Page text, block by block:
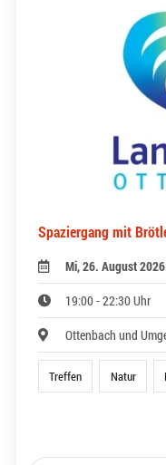
Spaziergang mit
Mi, 26. August 2026
19:00 - 22:30 Uhr
Ottenbach und
Treffen Natur